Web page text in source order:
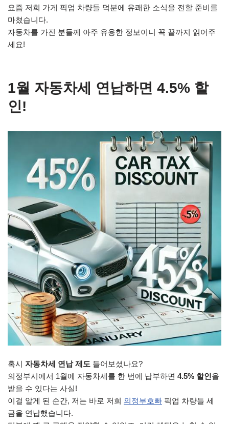
요즘 저희 가게 픽업 차량들 덕분에 유쾌한 소식을 전할 준비를
마쳤습니다.
자동차를 가진 분들께 아주 유용한 정보이니 꼭 끝까지 읽어주
세요!
1월 자동차세 연납하면 4.5% 할
인!
혹시 자동차세 연납 제도 들어보셨나요?
의정부시에서 1월에 자동차세를 한 번에 납부하면 4.5% 할인을
받을 수 있다는 사실!
이걸 알게 된 순간, 저는 바로 저희 의정부호빠 픽업 차량들 세
금을 연납했습니다.